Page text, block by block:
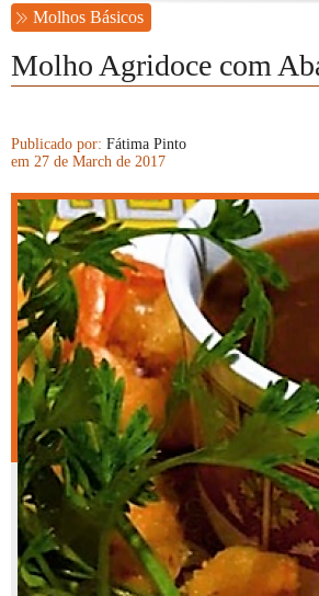
Molhos Básicos
Molho Agridoce com
Publicado por: Fátima Pinto
em 27 de March de 2017